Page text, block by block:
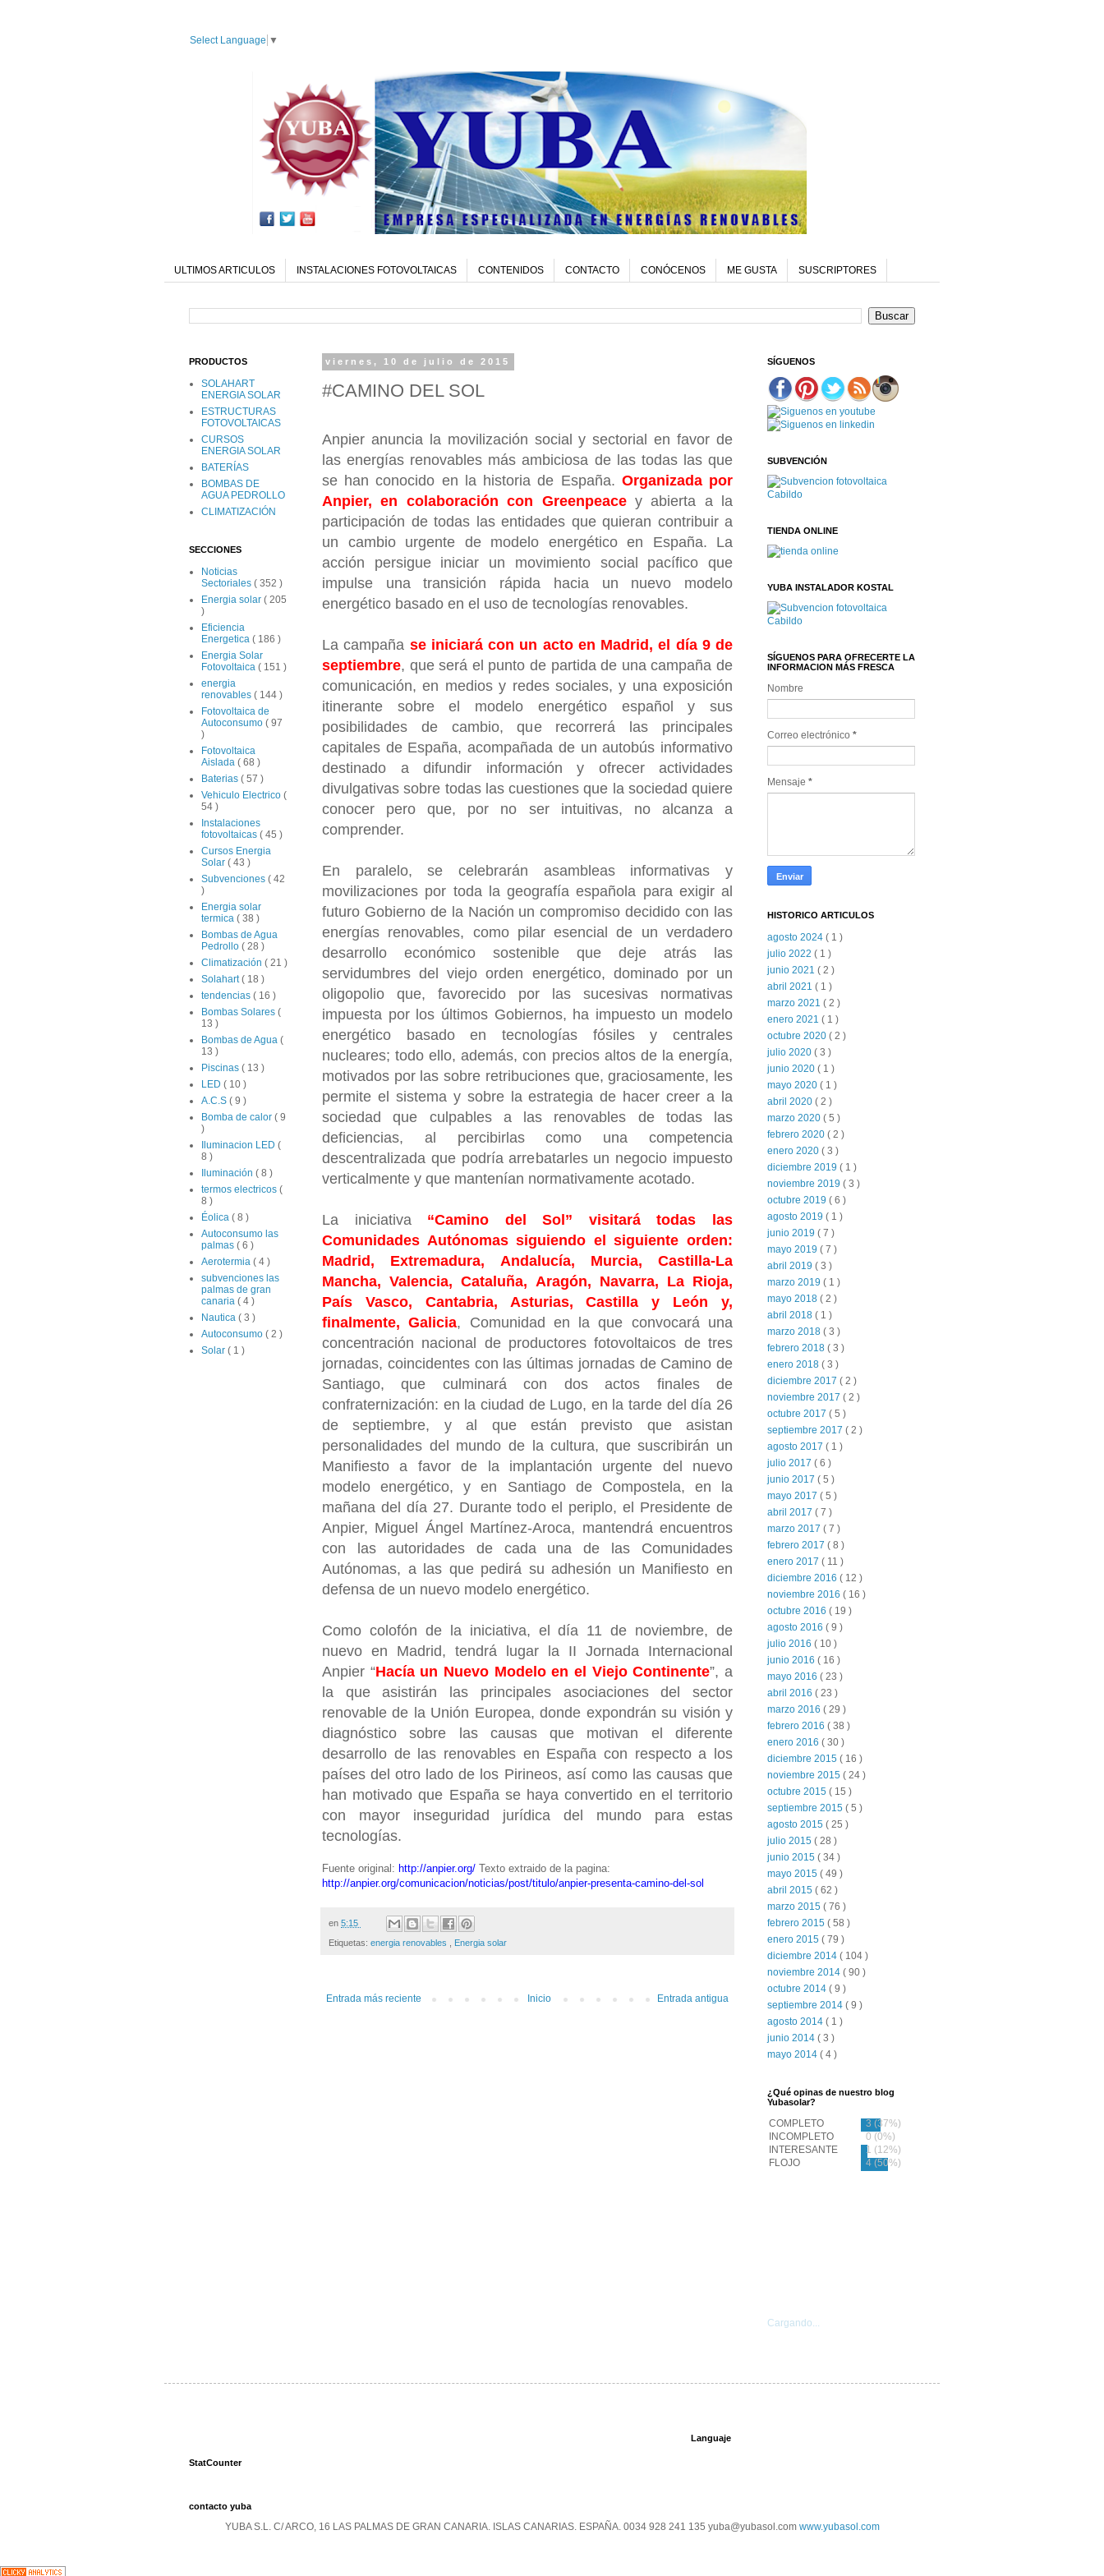
Select Language ▼
ULTIMOS ARTICULOS INSTALACIONES FOTOVOLTAICAS CONTENIDOS CONTACTO CONÓCENOS ME GUSTA SUSCRIPTORES
viernes, 10 de julio de 2015
#CAMINO DEL SOL
Anpier anuncia la movilización social y sectorial en favor de
las energías renovables más ambiciosa de las todas las que
se han conocido en la historia de España. Organizada por
Anpier, en colaboración con Greenpeacey abierta a la
participación de todas las entidades que quieran contribuir a
un cambio urgente de modelo energético en España. La
acción persigue iniciar un movimiento social pacífico que
impulse una transición rápida hacia un nuevo modelo
energético basado en el uso de tecnologías renovables.
La campaña se iniciará con un acto en Madrid, el día 9 de
septiembre, que será el punto de partida de una campaña de
comunicación, en medios y redes sociales, y una exposición
itinerante sobre el modelo energético español y sus
posibilidades de cambio, que recorrerá las principales
capitales de España, acompañada de un autobús informativo
destinado a difundir información y ofrecer actividades
divulgativas sobre todas las cuestiones que la sociedad quiere
conocer pero que, por no ser intuitivas, no alcanza a
comprender.
En paralelo, se celebrarán asambleas informativas y
movilizaciones por toda la geografía española para exigir al
futuro Gobierno de la Nación un compromiso decidido con las
energías renovables, como pilar esencial de un verdadero
desarrollo económico sostenible que deje atrás las
servidumbres del viejo orden energético, dominado por un
oligopolio que, favorecido por las sucesivas normativas
impuesta por los últimos Gobiernos, ha impuesto un modelo
energético basado en tecnologías fósiles y centrales
nucleares; todo ello, además, con precios altos de la energía,
motivados por las sobre retribuciones que, graciosamente, les
permite el sistema y sobre la estrategia de hacer creer a la
sociedad que culpables a las renovables de todas las
deficiencias, al percibirlas como una competencia
descentralizada que podría arrebatarles un negocio impuesto
verticalmente y que mantenían normativamente acotado.
La iniciativa “Camino del Sol” visitará todas las
Comunidades Autónomas siguiendo el siguiente orden:
Madrid, Extremadura, Andalucía, Murcia, Castilla-La
Mancha, Valencia, Cataluña, Aragón, Navarra, La Rioja,
País Vasco, Cantabria, Asturias, Castilla y León y,
finalmente, Galicia, Comunidad en la que convocará una
concentración nacional de productores fotovoltaicos de tres
jornadas, coincidentes con las últimas jornadas de Camino de
Santiago, que culminará con dos actos finales de
confraternización: en la ciudad de Lugo, en la tarde del día 26
de septiembre, y al que están previsto que asistan
personalidades del mundo de la cultura, que suscribirán un
Manifiesto a favor de la implantación urgente del nuevo
modelo energético, y en Santiago de Compostela, en la
mañana del día 27. Durante todo el periplo, el Presidente de
Anpier, Miguel Ángel Martínez-Aroca, mantendrá encuentros
con las autoridades de cada una de las Comunidades
Autónomas, a las que pedirá su adhesión un Manifiesto en
defensa de un nuevo modelo energético.
Como colofón de la iniciativa, el día 11 de noviembre, de
nuevo en Madrid, tendrá lugar la II Jornada Internacional
Anpier “Hacía un Nuevo Modelo en el Viejo Continente”, a
la que asistirán las principales asociaciones del sector
renovable de la Unión Europea, donde expondrán su visión y
diagnóstico sobre las causas que motivan el diferente
desarrollo de las renovables en España con respecto a los
países del otro lado de los Pirineos, así como las causas que
han motivado que España se haya convertido en el territorio
con mayor inseguridad jurídica del mundo para estas
tecnologías.
Fuente original: http://anpier.org/ Texto extraido de la pagina:
http://anpier.org/comunicacion/noticias/post/titulo/anpier-presenta-camino-del-sol
en 5:15
Etiquetas: energia renovables Energia solar
Entrada más reciente Entrada antigua
Inicio
PRODUCTOS
SOLAHART
ENERGIA SOLAR
ESTRUCTURAS
FOTOVOLTAICAS
CURSOS
ENERGIA SOLAR
BATERÍAS
BOMBAS DE
AGUA PEDROLLO
CLIMATIZACIÓN
SECCIONES
Noticias
Sectoriales ( 352 )
Energia solar ( 205
)
Eficiencia
Energetica ( 186 )
Energia Solar
Fotovoltaica ( 151 )
energia
renovables ( 144 )
Fotovoltaica de
Autoconsumo ( 97
)
Fotovoltaica
Aislada ( 68 )
Baterias ( 57 )
Vehiculo Electrico (
54 )
Instalaciones
fotovoltaicas ( 45 )
Cursos Energia
Solar ( 43 )
Subvenciones ( 42
)
Energia solar
termica ( 38 )
Bombas de Agua
Pedrollo ( 28 )
Climatización ( 21 )
Solahart( 18 )
tendencias ( 16 )
Bombas Solares (
13 )
Bombas de Agua (
13 )
Piscinas ( 13 )
LED ( 10 )
A.C.S ( 9 )
Bomba de calor ( 9
)
Iluminacion LED (
8 )
Iluminación ( 8 )
termos electricos (
8 )
Éolica ( 8 )
Autoconsumo las
palmas ( 6 )
Aerotermia ( 4 )
subvenciones las
palmas de gran
canaria ( 4 )
Nautica ( 3 )
Autoconsumo ( 2 )
Solar ( 1 )
SÍGUENOS
SUBVENCIÓN
TIENDA ONLINE
YUBA INSTALADOR KOSTAL
SÍGUENOS PARA OFRECERTE LA
INFORMACION MÁS FRESCA
Nombre
Correo electrónico *
Mensaje *
HISTORICO ARTICULOS
agosto 2024 ( 1 )
julio 2022 ( 1 )
junio 2021 ( 2 )
abril 2021 ( 1 )
marzo 2021 ( 2 )
enero 2021 ( 1 )
octubre 2020 ( 2 )
julio 2020 ( 3 )
junio 2020 ( 1 )
mayo 2020 ( 1 )
abril 2020 ( 2 )
marzo 2020 ( 5 )
febrero 2020 ( 2 )
enero 2020 ( 3 )
diciembre 2019 ( 1 )
noviembre 2019 ( 3 )
octubre 2019 ( 6 )
agosto 2019 ( 1 )
junio 2019 ( 7 )
mayo 2019 ( 7 )
abril 2019 ( 3 )
marzo 2019 ( 1 )
mayo 2018 ( 2 )
abril 2018 ( 1 )
marzo 2018 ( 3 )
febrero 2018 ( 3 )
enero 2018 ( 3 )
diciembre 2017 ( 2 )
noviembre 2017 ( 2 )
octubre 2017 ( 5 )
septiembre 2017 ( 2 )
agosto 2017 ( 1 )
julio 2017 ( 6 )
junio 2017 ( 5 )
mayo 2017 ( 5 )
abril 2017 ( 7 )
marzo 2017 ( 7 )
febrero 2017 ( 8 )
enero 2017 ( 11 )
diciembre 2016 ( 12 )
noviembre 2016 ( 16 )
octubre 2016 ( 19 )
agosto 2016 ( 9 )
julio 2016 ( 10 )
junio 2016 ( 16 )
mayo 2016 ( 23 )
abril 2016 ( 23 )
marzo 2016 ( 29 )
febrero 2016 ( 38 )
enero 2016 ( 30 )
diciembre 2015 ( 16 )
noviembre 2015 ( 24 )
octubre 2015 ( 15 )
septiembre 2015 ( 5 )
agosto 2015 ( 25 )
julio 2015 ( 28 )
junio 2015 ( 34 )
mayo 2015 ( 49 )
abril 2015 ( 62 )
marzo 2015 ( 76 )
febrero 2015 ( 58 )
enero 2015 ( 79 )
diciembre 2014 ( 104 )
noviembre 2014 ( 90 )
octubre 2014 ( 9 )
septiembre 2014 ( 9 )
agosto 2014 ( 1 )
junio 2014 ( 3 )
mayo 2014 ( 4 )
¿Qué opinas de nuestro blog
Yubasolar?
Cargando...
StatCounter
Languaje
contacto yuba
YUBA S.L. C/ ARCO, 16 LAS PALMAS DE GRAN CANARIA. ISLAS CANARIAS. ESPAÑA. 0034 928 241 135 yuba@yubasol.com www.yubasol.com